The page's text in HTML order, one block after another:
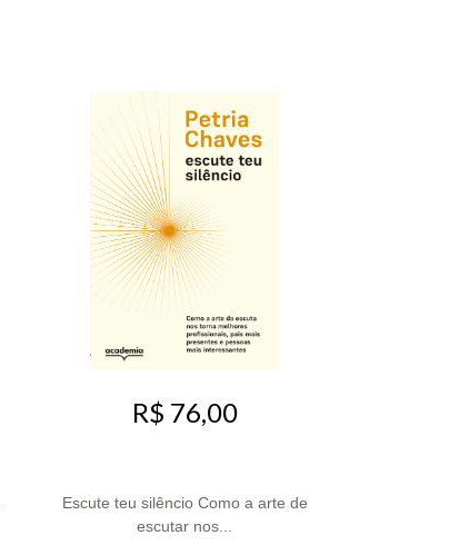
R$ 76,00
Escute teu silêncio Como a arte de
escutar nos...